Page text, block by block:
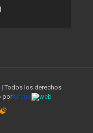
Todos los derechos
por Urano web